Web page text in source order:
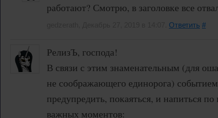
работают? Смотрю, в заголовке все
Ответить #
РелизЪ, господа!
В связи с этим знаменательным (для
не соображающего единорога)
предупредить, покаяться, и напиться
важных моментов: